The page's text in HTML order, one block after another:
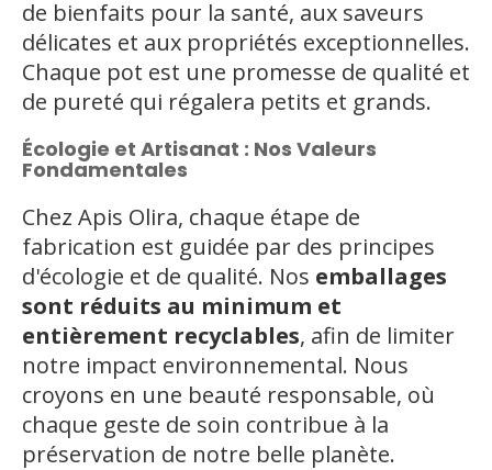
de bienfaits pour la santé, aux saveurs
délicates et aux propriétés exceptionnelles.
Chaque pot est une promesse de qualité et
de pureté qui régalera petits et grands.
Écologie et Artisanat : Nos Valeurs
Fondamentales
Chez Apis Olira, chaque étape de
fabrication est guidée par des principes
d'écologie et de qualité. Nos emballages
sont réduits au minimum et
entièrement recyclables, afin de limiter
notre impact environnemental. Nous
croyons en une beauté responsable, où
chaque geste de soin contribue à la
préservation de notre belle planète.